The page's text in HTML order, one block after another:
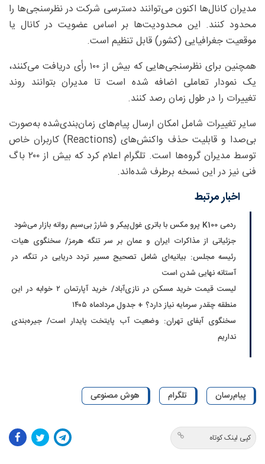
مدیران کانال‌ها اکنون می‌توانند دسترسی شرکت در نظرسنجی‌ها را
محدود کنند. این محدودیت‌ها بر اساس عضویت در کانال یا
موقعیت جغرافیایی (کشور) قابل تنظیم است.
همچنین برای نظرسنجی‌هایی که بیش از ۱۰۰ رأی دریافت می‌کنند،
یک نمودار تعاملی اضافه شده است تا مدیران بتوانند روند
تغییرات را در طول زمان رصد کنند.
سایر تغییرات شامل امکان ارسال پیام‌های زمان‌بندی‌شده به‌صورت
بی‌صدا و قابلیت حذف واکنش‌های (Reactions) کاربران خاص
توسط مدیران گروه‌ها است. تلگرام اعلام کرد که بیش از ۲۰۰ باگ
فنی نیز در این نسخه برطرف شده‌اند.
اخبار مرتبط
ردمی K100 پرو مکس با باتری غول‌پیکر و شارژ بی‌سیم روانه بازار می‌شود
جزئیاتی از مذاکرات ایران و عمان بر سر تنگه هرمز/ سخنگوی هیات
رئیسه مجلس: بیانیه‌ای شامل تصحیح مسیر تردد دریایی در تنگه، در
آستانه نهایی شدن است
لیست قیمت خرید مسکن در نازی‌آباد/ خرید آپارتمان ۲ خوابه در این
منطقه چقدر سرمایه نیاز دارد؟ + جدول مردادماه ۱۴۰۵
سخنگوی آبفای تهران: وضعیت آب پایتخت پایدار است/ جیره‌بندی
نداریم
پیام‌رسان تلگرام هوش مصنوعی
کپی لینک کوتاه